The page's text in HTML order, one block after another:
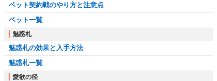
ペット契約戦のやり方と注意点
ペット一覧
魅惑札
魅惑札の効果と入手方法
魅惑札一覧
愛欲の径